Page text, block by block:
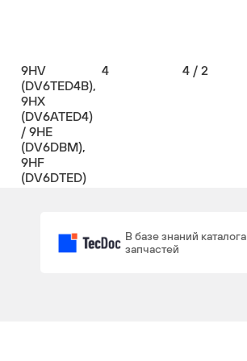
9HV
(DV6TED4B),
9HX
(DV6ATED4)
/ 9HE
(DV6DBM),
9HF
(DV6DTED)
4 4 / 2
(DV6ATED4)
В базе знаний каталога
запчастей